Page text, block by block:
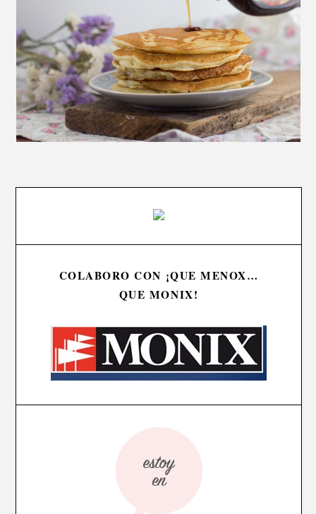
COLABORO CON ¡QUE MENOX…
QUE MONIX!